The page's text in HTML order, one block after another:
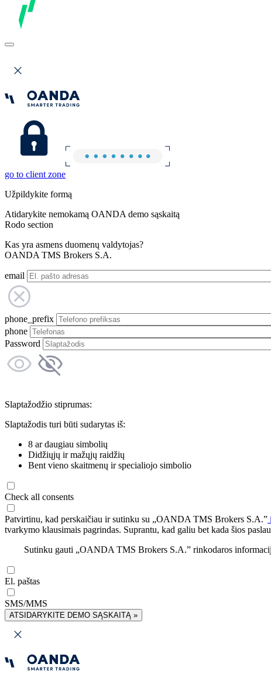
go to client zone
Užpildykite formą
Atidarykite nemokamą OANDA demo sąskaitą
Rodo section
Kas yra asmens duomenų valdytojas?
OANDA TMS Brokers S.A.
email
phone_prefix
phone
Password
Slaptažodžio stiprumas:
Slaptažodis turi būti sudarytas iš:
8 ar daugiau simbolių
Didžiųjų ir mažųjų raidžių
Bent vieno skaitmenų ir specialiojo simbolio
Check all consents
Patvirtinu, kad perskaičiau ir sutinku su „OANDA TMS Brokers S.A.”
tvarkymo klausimais pagrindas. Suprantu, kad galiu bet kada šios
Sutinku gauti „OANDA TMS Brokers S.A.” rinkodaros
El. paštas
SMS/MMS
ATSIDARYKITE DEMO SĄSKAITĄ »